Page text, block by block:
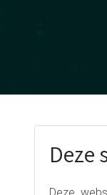
Deze